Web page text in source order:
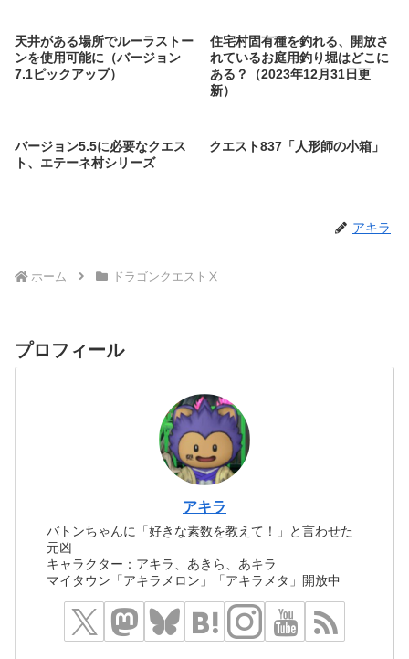
天井がある場所でルーラストー
ンを使用可能に（バージョン
7.1ピックアップ）
住宅村固有種を釣れる、開放さ
れているお庭用釣り堀はどこに
ある？（2023年12月31日更
新）
バージョン5.5に必要なクエス
ト、エテーネ村シリーズ
クエスト837「人形師の小箱」
アキラ
ホーム ドラゴンクエストⅩ
プロフィール
アキラ
バトンちゃんに「好きな素数を教えて！」と言わせた
元凶
キャラクター：アキラ、あきら、あキラ
マイタウン「アキラメロン」「アキラメタ」開放中